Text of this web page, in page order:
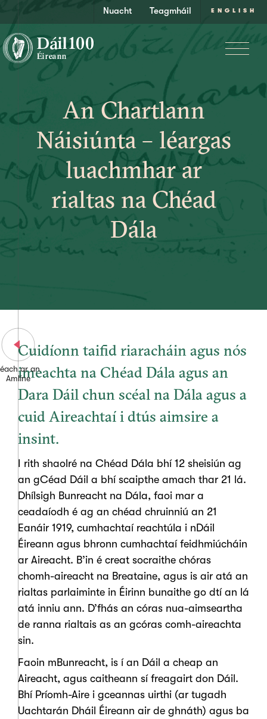
Nuacht Teagmháil ENGLISH
An Chartlann
Náisiúnta – léargas
luachmhar ar
rialtas na Chéad
Dála
ar an
Amlíne
Cuidíonn taifid riaracháin agus nós
imeachta na Chéad Dála agus an
Dara Dáil chun scéal na Dála agus a
cuid Aireachtaí i dtús aimsire a
insint.
I rith shaolré na Chéad Dála bhí 12 sheisiún ag
an gCéad Dáil a bhí scaipthe amach thar 21 lá.
Dhílsigh Bunreacht na Dála, faoi mar a
ceadaíodh é ag an chéad chruinniú an 21
Eanáir 1919, cumhachtaí reachtúla i nDáil
Éireann agus bhronn cumhachtaí feidhmiúcháin
ar Aireacht. B’in é creat socraithe chóras
chomh-aireacht na Breataine, agus is air atá an
rialtas parlaiminte in Éirinn bunaithe go dtí an lá
atá inniu ann. D’fhás an córas nua-aimseartha
de ranna rialtais as an gcóras comh-aireachta
sin.
Faoin mBunreacht, is í an Dáil a cheap an
Aireacht, agus caitheann sí freagairt don Dáil.
Bhí Príomh-Aire i gceannas uirthi (ar tugadh
Uachtarán Dháil Éireann air de ghnáth) agus ba